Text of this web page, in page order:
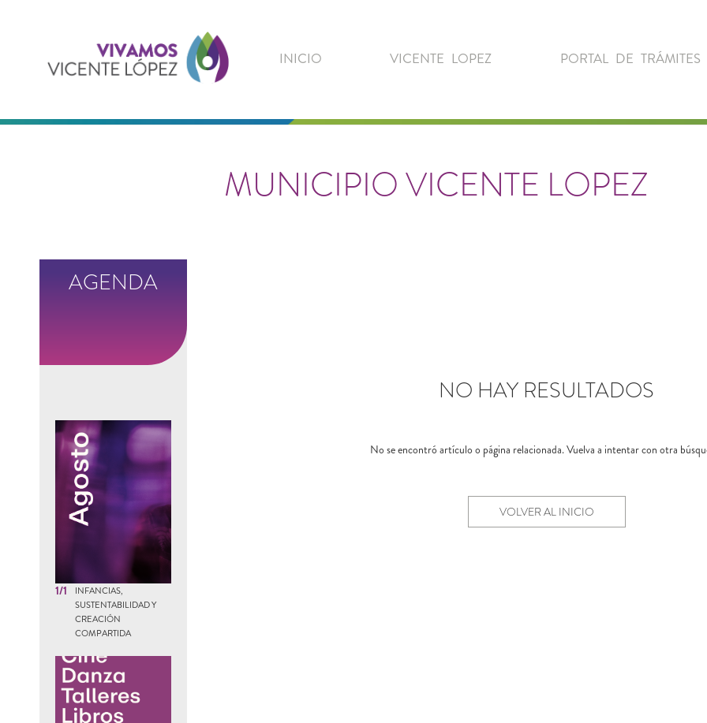
López
INICIO VICENTE LOPEZ PORTAL DE TRÁMITES
MUNICIPIO VICENTE LOPEZ
AGENDA
1/1
INFANCIAS,
SUSTENTABILIDAD Y
CREACIÓN
COMPARTIDA
NO HAY RESULTADOS
No se encontró artículo o página relacionada. Vuelva a intentar con otra
VOLVER AL INICIO